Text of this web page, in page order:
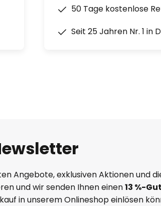
50 Tage kostenlose
Seit 25 Jahren Nr. 1 in
Angebote, exklusiven Aktionen und
und wir senden Ihnen einen13 %-
in unserem Onlineshop einlösen